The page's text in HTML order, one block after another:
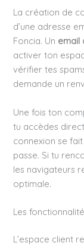
La création de
d’une adresse
Foncia. Un email
activer ton
vérifier tes
demande un
Une fois ton
tu accèdes
connexion se
passe. Si tu
les navigateurs
optimale.
Les
L’espace client